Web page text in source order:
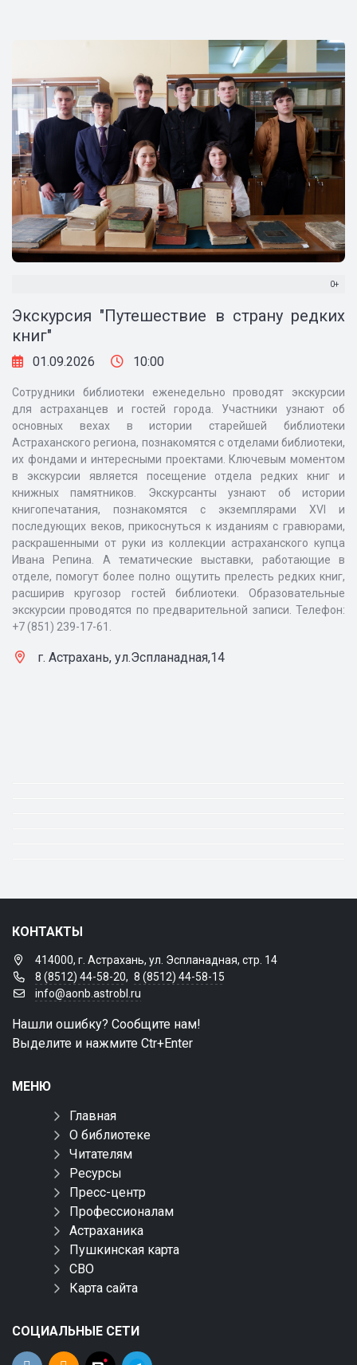
0+
Экскурсия "Путешествие в страну редких
книг"
01.09.2026 10:00
Сотрудники библиотеки еженедельно проводят экскурсии
для астраханцев и гостей города. Участники узнают об
основных вехах в истории старейшей библиотеки
Астраханского региона, познакомятся с отделами библиотеки,
их фондами и интересными проектами. Ключевым моментом
в экскурсии является посещение отдела редких книг и
книжных памятников. Экскурсанты узнают об истории
книгопечатания, познакомятся с экземплярами XVI и
последующих веков, прикоснуться к изданиям с гравюрами,
раскрашенными от руки из коллекции астраханского купца
Ивана Репина. А тематические выставки, работающие в
отделе, помогут более полно ощутить прелесть редких книг,
расширив кругозор гостей библиотеки. Образовательные
экскурсии проводятся по предварительной записи. Телефон:
+7 (851) 239-17-61.
г. Астрахань, ул.Эспланадная,14
КОНТАКТЫ
414000, г. Астрахань, ул. Эспланадная, стр. 14
8 (8512) 44-58-20, 8 (8512) 44-58-15
info@aonb.astrobl.ru
Нашли ошибку? Сообщите нам!
Выделите и нажмите Ctr+Enter
МЕНЮ
Главная
О библиотеке
Читателям
Ресурсы
Пресс-центр
Профессионалам
Астраханика
Пушкинская карта
СВО
Карта сайта
СОЦИАЛЬНЫЕ СЕТИ